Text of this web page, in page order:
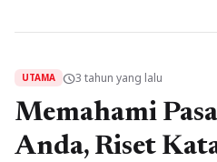
UTAMA schedule3 tahun yang lalu
Memahami
Anda, Riset